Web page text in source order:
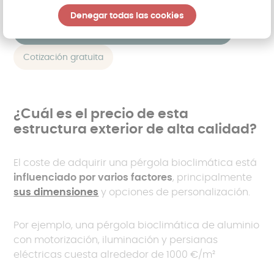
Cotización gratuita
¿Cuál es el precio de esta
estructura exterior de alta calidad?
El coste de adquirir una pérgola bioclimática está
influenciado por varios factores, principalmente
sus dimensiones y opciones de personalización.
Por ejemplo, una pérgola bioclimática de aluminio
con motorización, iluminación y persianas
eléctricas cuesta alrededor de 1000 €/m²
Denegar todas las cookies